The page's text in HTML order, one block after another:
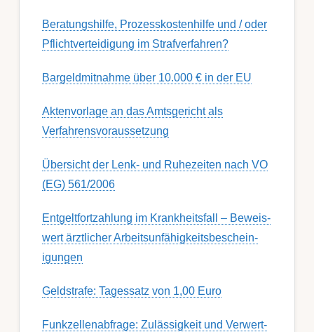
Berat­ungs­hil­fe, Pro­zess­kost­en­hilfe und / oder
Pflicht­ver­teidig­ung im Strafverfahren?
Bargeldmitnahme über 10.000 € in der EU
Aktenvorlage an das Amtsgericht als
Verfahrensvoraussetzung
Übersicht der Lenk- und Ruhezeiten nach VO
(EG) 561/2006
Ent­gelt­fort­zahl­ung im Krank­heits­fall – Be­weis­
wert ärzt­lich­er Ar­beits­un­fähig­keits­be­schein­
igung­en
Geldstrafe: Tagessatz von 1,00 Euro
Funk­zell­en­ab­fra­ge: Zu­lässig­keit und Ver­wert­